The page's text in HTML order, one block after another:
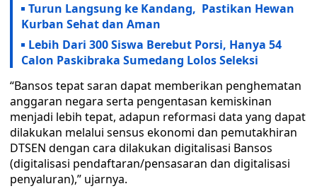
Turun Langsung ke Kandang, Pastikan Hewan
Kurban Sehat dan Aman
Lebih Dari 300 Siswa Berebut Porsi, Hanya 54
Calon Paskibraka Sumedang Lolos Seleksi
“Bansos tepat saran dapat memberikan penghematan
anggaran negara serta pengentasan kemiskinan
menjadi lebih tepat, adapun reformasi data yang dapat
dilakukan melalui sensus ekonomi dan pemutakhiran
DTSEN dengan cara dilakukan digitalisasi Bansos
(digitalisasi pendaftaran/pensasaran dan digitalisasi
penyaluran),” ujarnya.